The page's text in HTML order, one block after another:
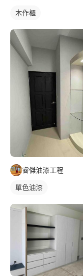
木作櫃
睿傑油漆工程
單色油漆